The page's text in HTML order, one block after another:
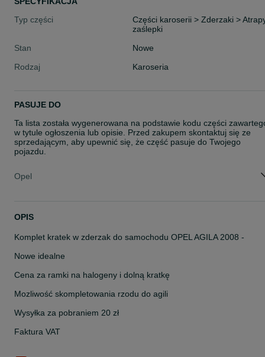
Typ części
Części karoserii > Zderzaki >
zaślepki
Stan
Nowe
Rodzaj
Karoseria
PASUJE DO
Ta lista została wygenerowana na podstawie kodu części
w tytule ogłoszenia lub opisie. Przed zakupem skontaktuj się ze
sprzedającym, aby upewnić się, że część pasuje do Twojego
pojazdu.
Opel
OPIS
Komplet kratek w zderzak do samochodu OPEL AGILA 2008 -
Nowe idealne
Cena za ramki na halogeny i dolną kratkę
Mozliwość skompletowania rzodu do agili
Wysyłka za pobraniem 20 zł
Faktura VAT